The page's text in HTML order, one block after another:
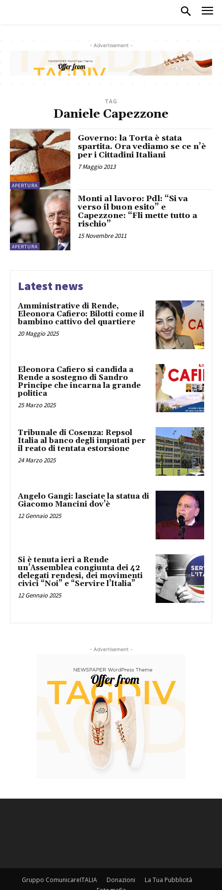
- Advertisement -
TAG
Daniele Capezzone
APERTURA
Governo: la Torta è stata
spartita. Ora vediamo se ce n’è
per i Cittadini Italiani
7 Maggio 2013
APERTURA
Monti al lavoro: Pdl: “Si va
verso il buon esito” e
Capezzone: “Fli mette tutto a
rischio”
15 Novembre 2011
Latest news
Amministrative di Rende,
Eleonora Cafiero: Bilotti come il
bambino cattivo del quartiere
20 Maggio 2025
Eleonora Cafiero si candida a
Rende a sostegno di Sandro
Principe che incarna la grande
politica
25 Marzo 2025
Tribunale di Cosenza: Repsol
Italia al banco degli imputati per
il reato di tentata estorsione
24 Marzo 2025
Angelo Gangi: lasciate la statua di
Giacomo Mancini dov’è
12 Gennaio 2025
Si è tenuta ieri a Rende
un’Assemblea congiunta dei 42
delegati rendesi, dei movimenti
civici “Noi” e “Servire l’Italia”
12 Gennaio 2025
- Advertisement -
Gruppo ComunicareITALIA Donazioni
La Tua Pubblicità